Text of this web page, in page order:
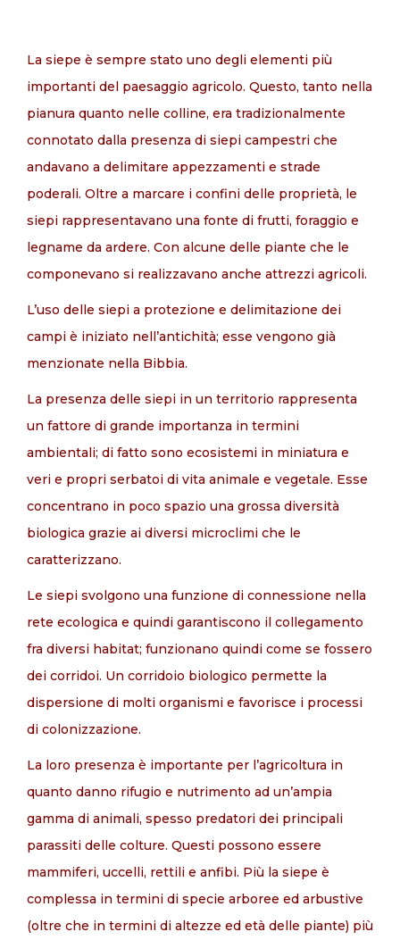
IT
La siepe è sempre stato uno degli elementi più
importanti del paesaggio agricolo. Questo, tanto nella
pianura quanto nelle colline, era tradizionalmente
connotato dalla presenza di siepi campestri che
andavano a delimitare appezzamenti e strade
poderali. Oltre a marcare i confini delle proprietà, le
siepi rappresentavano una fonte di frutti, foraggio e
legname da ardere. Con alcune delle piante che le
componevano si realizzavano anche attrezzi agricoli.
L’uso delle siepi a protezione e delimitazione dei
campi è iniziato nell’antichità; esse vengono già
menzionate nella Bibbia.
La presenza delle siepi in un territorio rappresenta
un fattore di grande importanza in termini
ambientali; di fatto sono ecosistemi in miniatura e
veri e propri serbatoi di vita animale e vegetale. Esse
concentrano in poco spazio una grossa diversità
biologica grazie ai diversi microclimi che le
caratterizzano.
Le siepi svolgono una funzione di connessione nella
rete ecologica e quindi garantiscono il collegamento
fra diversi habitat; funzionano quindi come se fossero
dei corridoi. Un corridoio biologico permette la
dispersione di molti organismi e favorisce i processi
di colonizzazione.
La loro presenza è importante per l’agricoltura in
quanto danno rifugio e nutrimento ad un’ampia
gamma di animali, spesso predatori dei principali
parassiti delle colture. Questi possono essere
mammiferi, uccelli, rettili e anfibi. Più la siepe è
complessa in termini di specie arboree ed arbustive
(oltre che in termini di altezze ed età delle piante) più